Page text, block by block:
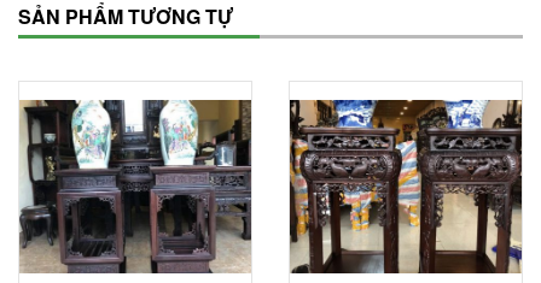
SẢN PHẨM TƯƠNG TỰ